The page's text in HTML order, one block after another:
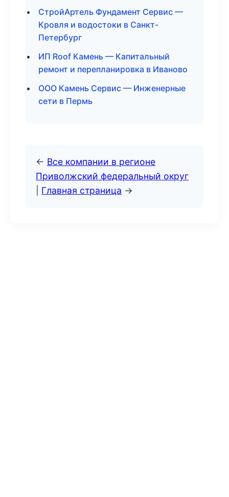
СтройАртель Фундамент Сервис —
Кровля и водостоки в Санкт-
Петербург
ИП Roof Камень — Капитальный
ремонт и перепланировка в Иваново
ООО Камень Сервис — Инженерные
сети в Пермь
← Все компании в регионе
Приволжский федеральный округ
Главная страница →